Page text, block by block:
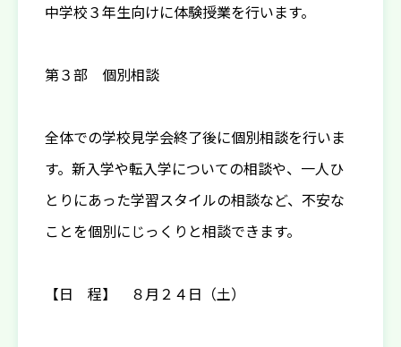
中学校３年生向けに体験授業を行います。
第３部 個別相談
全体での学校見学会終了後に個別相談を行いま
す。新入学や転入学についての相談や、一人ひ
とりにあった学習スタイルの相談など、不安な
ことを個別にじっくりと相談できます。
【日 程】 ８月２４日（土）